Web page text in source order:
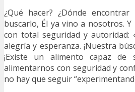
¿Qué hacer? ¿Dónde
buscarlo, Él ya vino a nosotros.
con total seguridad y autoridad:
alegría y esperanza. ¡Nuestra
¡Existe un alimento capaz de
alimentarnos con seguridad y
no hay que seguir